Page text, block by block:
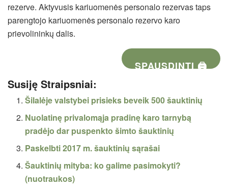
rezerve. Aktyvusis kariuomenės personalo rezervas taps
parengtojo kariuomenės personalo rezervo karo
prievolininkų dalis.
SPAUSDINTI 🖨
Susiję Straipsniai:
Šilalėje valstybei prisieks beveik 500 šauktinių
Nuolatinę privalomąja pradinę karo tarnybą
pradėjo dar puspenkto šimto šauktinių
Paskelbti 2017 m. šauktinių sąrašai
Šauktinių mityba: ko galime pasimokyti?
(nuotraukos)